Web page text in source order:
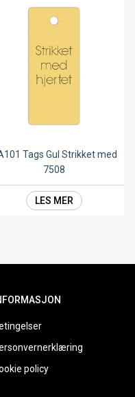
Tags Gul Strikket med
7508
LES MER
policy